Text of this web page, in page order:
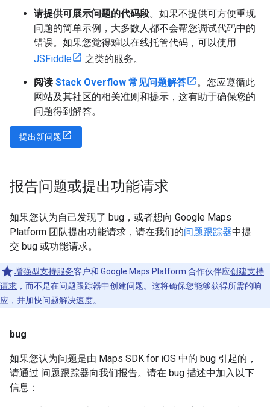
请提供可展示问题的代码段。如果不提供可方便重现
问题的简单示例，大多数人都不会帮您调试代码中的
错误。如果您觉得难以在线托管代码，可以使用
JSFiddle
之类的服务。
阅读 Stack Overflow 常见问题解答
。您应遵循此
网站及其社区的相关准则和提示，这有助于确保您的
问题得到解答。
提出新问题
报告问题或提出功能请求
如果您认为自己发现了 bug，或者想向 Google Maps
Platform 团队提出功能请求，请在我们的问题跟踪器中提
交 bug 或功能请求。
增强型支持服务客户和 Google Maps Platform 合作伙伴应创建支持
请求 ，而不是在问题跟踪器中创建问题。这将确保您能够获得所需的响
应，并加快问题解决速度。
bug
如果您认为问题是由 Maps SDK for iOS 中的 bug 引起的，
请通过 问题跟踪器向我们报告。请在 bug 描述中加入以下
信息：